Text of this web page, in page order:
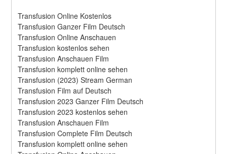
Transfusion Online Kostenlos
Transfusion Ganzer Film Deutsch
Transfusion Online Anschauen
Transfusion kostenlos sehen
Transfusion Anschauen Film
Transfusion komplett online sehen
Transfusion (2023) Stream German
Transfusion Film auf Deutsch
Transfusion 2023 Ganzer Film Deutsch
Transfusion 2023 kostenlos sehen
Transfusion Anschauen Film
Transfusion Complete Film Deutsch
Transfusion komplett online sehen